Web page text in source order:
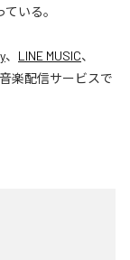
いる。
、 LINE MUSIC、
楽配信サービスで